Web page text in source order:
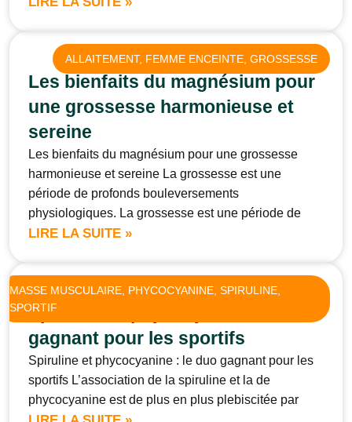
ALLAITEMENT, FEMME ENCEINTE, GROSSESSE
Les bienfaits du magnésium pour
une grossesse harmonieuse et
sereine
Les bienfaits du magnésium pour une grossesse
harmonieuse et sereine La grossesse est une
période de profonds bouleversements
physiologiques. La grossesse est une période de
LIRE LA SUITE »
MASSE MUSCULAIRE PHYCOCYANINE SPIRULINE
SPORTIF
Spiruline et phycocyanine : le duo
gagnant pour les sportifs
Spiruline et phycocyanine : le duo gagnant pour les
sportifs L’association de la spiruline et la de
phycocyanine est de plus en plus plebiscitée par